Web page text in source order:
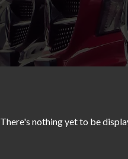
There's nothing yet to be